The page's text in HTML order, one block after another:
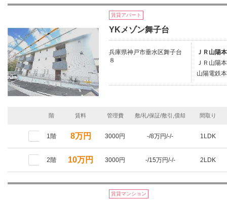
賃貸アパート
YKメゾン舞子台
兵庫県神戸市垂水区舞子台
８
ＪＲ山陽
ＪＲ山陽
山陽電鉄
階 賃料 管理費 敷/礼/保証/敷引,償却 間取り
1階 8万円 3000円 -/8万円/-/- 1LDK
2階 10万円 3000円 -/15万円/-/- 2LDK
賃貸マンション